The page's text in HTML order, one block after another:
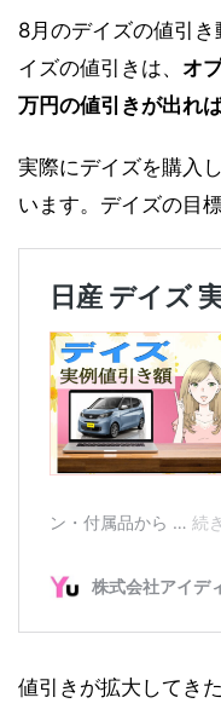
8月のデイズの値引
イズの値引きは、 オ
万円の値引きが出れ
実際にデイズを購入
います。デイズの目
値引きが拡大してき